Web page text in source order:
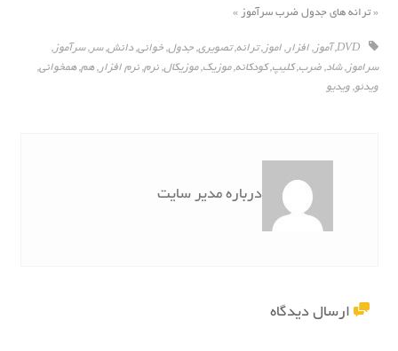
« ترانه هاى جدول ضرب سرآموز »
DVD
,آموز,افزار,اموز,ترانه,تصویری,جدول,خوانی,دانش,سر,سرآموز,
سراموز,شاد,ضرب,کلیپ,کودکانه,موزیک,موزیکال,نرم,نرم افزار,هم,همخوانی,
ویدئو,ویدیو
درباره مدیر سایت
ارسال دیدگاه